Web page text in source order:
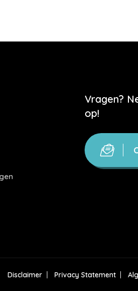
Vragen?
op!
Disclaimer Privacy Statement